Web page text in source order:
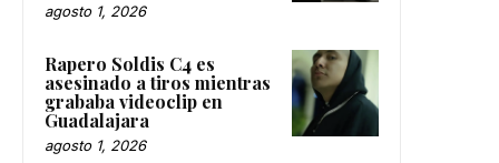
agosto 1, 2026
Rapero Soldis C4 es
asesinado a tiros mientras
grababa videoclip en
Guadalajara
agosto 1, 2026